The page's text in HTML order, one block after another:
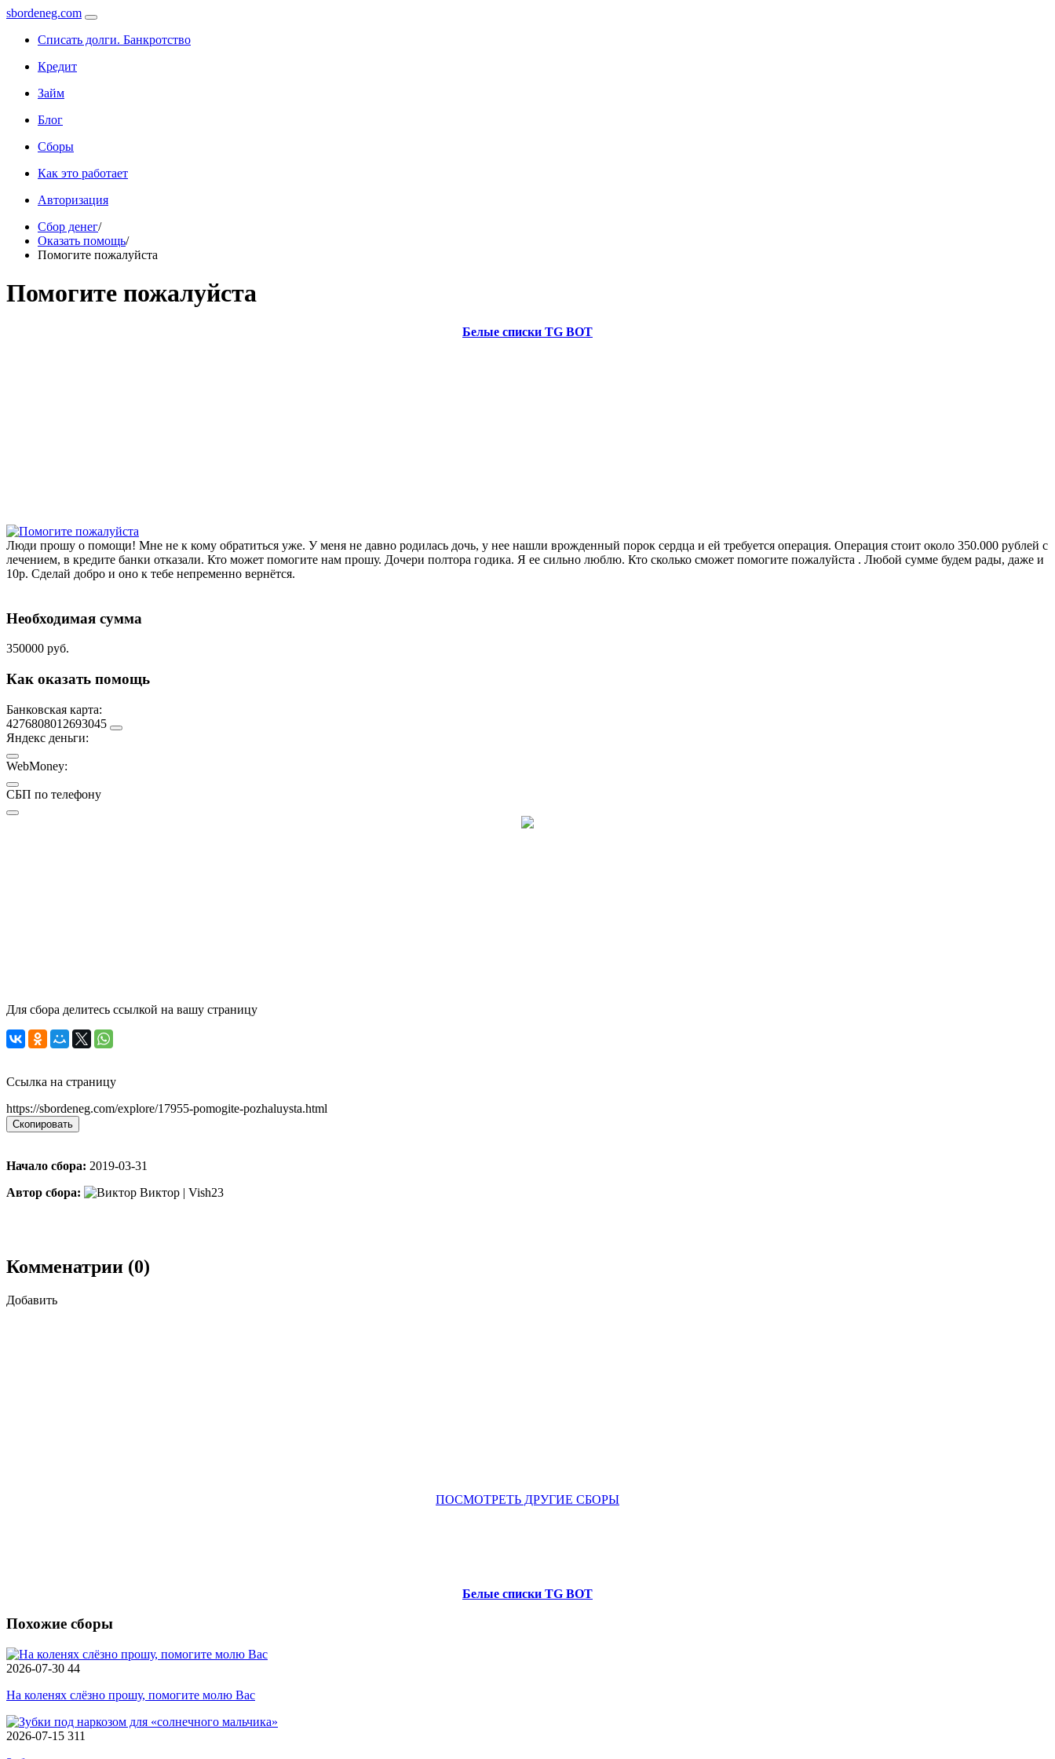
sbordeneg.com
Списать долги. Банкротство
Кредит
Займ
Блог
Сборы
Как это работает
Авторизация
Сбор денег/
Оказать помощь/
Помогите пожалуйста
Помогите пожалуйста
Белые списки TG BOT
Люди прошу о помощи! Мне не к кому обратиться уже. У меня не давно родилась дочь, у нее нашли врожденный порок сердца и ей требуется операция. Операция стоит около 350.000 рублей с
лечением, в кредите банки отказали. Кто может помогите нам прошу. Дочери полтора годика. Я ее сильно люблю. Кто сколько сможет помогите пожалуйста . Любой сумме будем рады, даже и
10р. Сделай добро и оно к тебе непременно вернётся.
Необходимая сумма
350000 руб.
Как оказать помощь
Банковская карта:
4276808012693045
Яндекс деньги:
WebMoney:
СБП по телефону
Для сбора делитесь ссылкой на вашу страницу
Ссылка на страницу
https://sbordeneg.com/explore/17955-pomogite-pozhaluysta.html
Скопировать
Начало сбора: 2019-03-31
Автор сбора:
Виктор | Vish23
Комменатрии (0)
Добавить
ПОСМОТРЕТЬ ДРУГИЕ СБОРЫ
Белые списки TG BOT
Похожие сборы
2026-07-30 44
На коленях слёзно прошу, помогите молю Вас
2026-07-15 311